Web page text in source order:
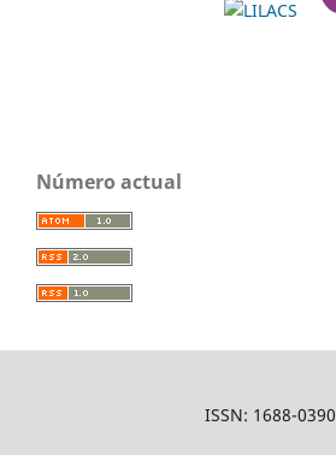
Número actual
ISSN: 1688-0390